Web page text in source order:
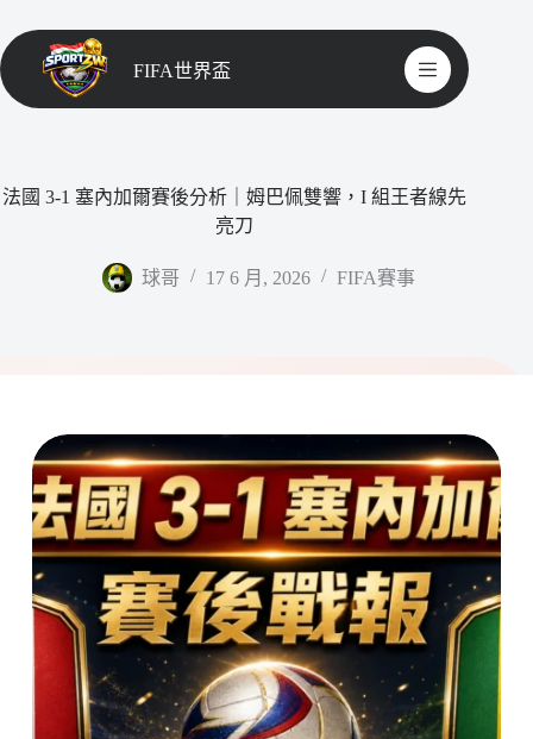
FIFA世界盃
法國 3-1 塞內加爾賽後分析｜姆巴佩雙響，I 組王者線先
亮刀
球哥 17 6 月, 2026 FIFA賽事